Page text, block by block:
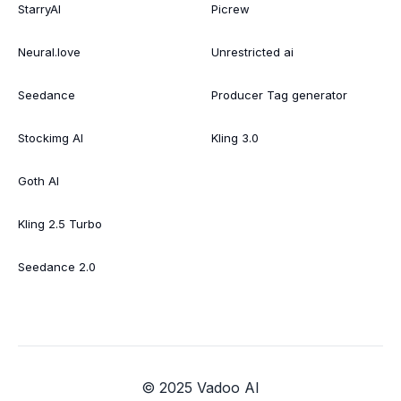
StarryAI
Neural.love
Seedance
Stockimg AI
Goth AI
Kling 2.5 Turbo
Seedance 2.0
Picrew
Unrestricted ai
Producer Tag generator
Kling 3.0
© 2025 Vadoo AI